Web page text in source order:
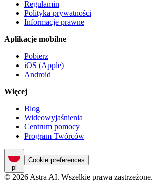
Regulamin
Polityka prywatności
Informacje prawne
Aplikacje mobilne
Pobierz
iOS (Apple)
Android
Więcej
Blog
Wideowyjaśnienia
Centrum pomocy
Program Twórców
pl
Cookie preferences
© 2026 Astra AI. Wszelkie prawa zastrzeżone.